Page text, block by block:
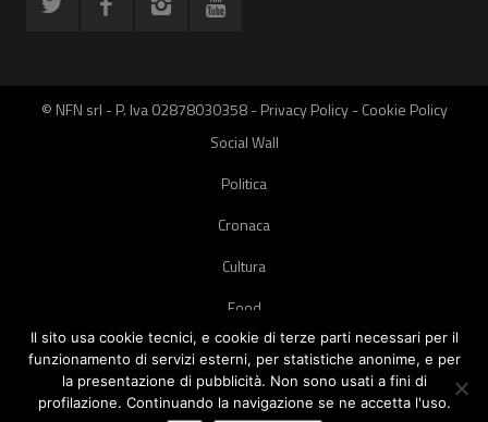
© NFN srl - P. Iva 02878030358 -Privacy Policy-Cookie Policy
Social Wall
Politica
Cronaca
Cultura
Food
Green
Pets
Il sito usa cookie tecnici, e cookie di terze parti necessari per il
funzionamento di servizi esterni, per statistiche anonime, e per
la presentazione di pubblicità. Non sono usati a fini di
profilazione. Continuando la navigazione se ne accetta l'uso.